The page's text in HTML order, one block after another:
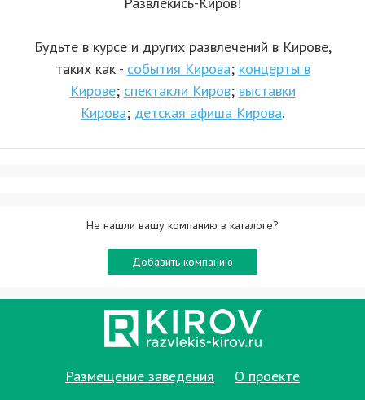
Будьте в курсе и других развлечений в Кирове,
таких как - события Кирова; концерты в
Кирове; спектакли Киров; выставки
Кирова; детская афиша Кирова.
Не нашли вашу компанию в каталоге?
Добавить компанию
Размещение заведения О проекте